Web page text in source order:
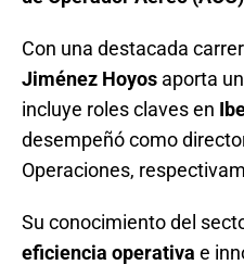
Con una destacada
Jiménez Hoyos aporta
incluye roles claves en
desempeñó como
Operaciones,
Su conocimiento del
eficiencia operativa e